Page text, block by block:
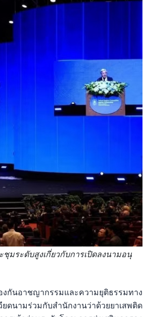
มระดับสูงเกี่ยวกับการเปิดลงนามอนุ
กันอาชญากรรมและความยุติธรรมทาง
ดนามร่วมกับสำนักงานว่าด้วยยาเสพติด